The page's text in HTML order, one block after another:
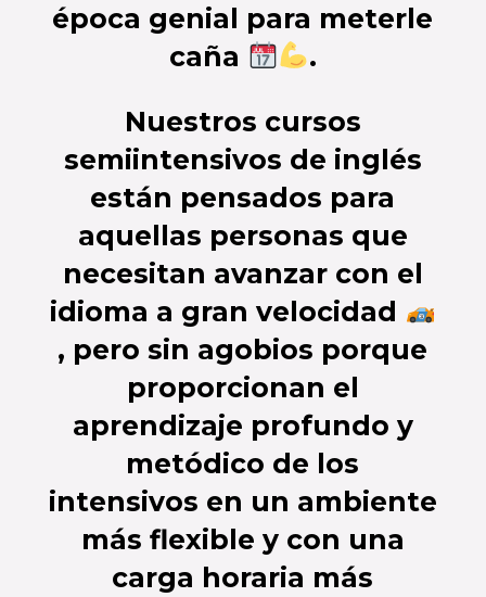
época genial para meterle
caña
.
Nuestros cursos
semiintensivos de inglés
están pensados para
aquellas personas que
necesitan avanzar con el
idioma a gran velocidad
, pero sin agobios porque
proporcionan el
aprendizaje profundo y
metódico de los
intensivos en un ambiente
más flexible y con una
carga horaria más